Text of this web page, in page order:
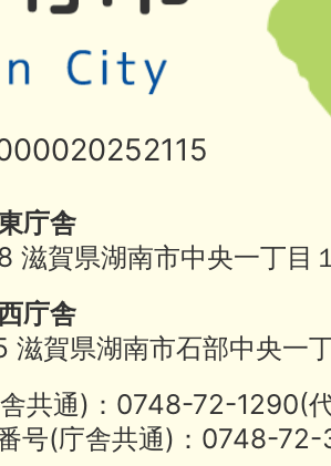
庁舎
賀県湖南市中央一丁目
庁舎
賀県湖南市石部中央一
舎共通)：0748-72-
号(庁舎共通)：0748-